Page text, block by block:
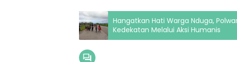
Hangatkan Hati Warga Nduga,
Kedekatan Melalui Aksi Humanis